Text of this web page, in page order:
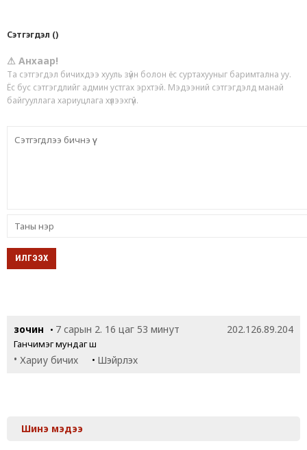
Сэтгэгдэл ()
⚠ Анхаар!
Та сэтгэгдэл бичихдээ хууль зүйн болон ёс суртахууныг баримтална уу.
Ёс бус сэтгэгдлийг админ устгах эрхтэй. Мэдээний сэтгэгдэлд манай
байгууллага хариуцлага хүлээхгүй.
202.126.89.204
зочин • 7 сарын 2. 16 цаг 53 минут
Ганчимэг мундаг шүү
• Хариу бичих • Шэйрлэх
Шинэ мэдээ